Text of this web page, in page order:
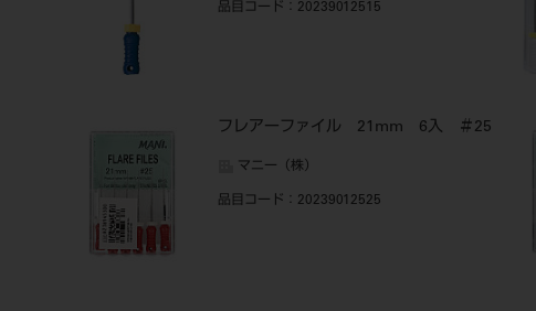
品目コード ：20239012515
フレアーファイル 21mm 6入 ＃25
マニー（株）
品目コード ：20239012525